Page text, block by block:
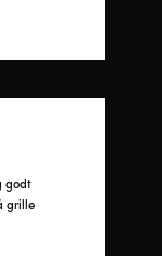
godt
grille